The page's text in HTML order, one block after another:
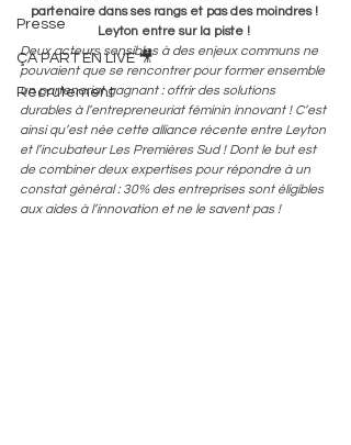
Presse
ÇA PART EN LIVE 🎥
Recrutement
partenaire dans ses rangs et pas des moindres !
Leyton entre sur la piste !
Deux acteurs sensibles à des enjeux communs ne
pouvaient que se rencontrer pour former ensemble
un partenariat gagnant : offrir des solutions
durables à l’entrepreneuriat féminin innovant ! C’est
ainsi qu’est née cette alliance récente entre Leyton
et l’incubateur Les Premières Sud ! Dont le but est
de combiner deux expertises pour répondre à un
constat général : 30% des entreprises sont éligibles
aux aides à l’innovation et ne le savent pas !